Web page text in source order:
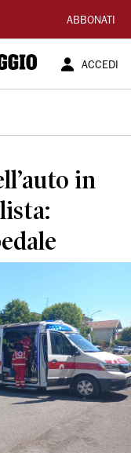
ABBONATI
ACCEDI
in